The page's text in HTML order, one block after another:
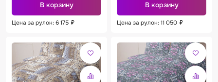
В корзину
Цена за рулон: 6 175 ₽
В корзину
Цена за рулон: 11 050 ₽